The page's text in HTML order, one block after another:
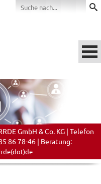
GmbH & Co. KG | Telefon
86 78-46 | Beratung: